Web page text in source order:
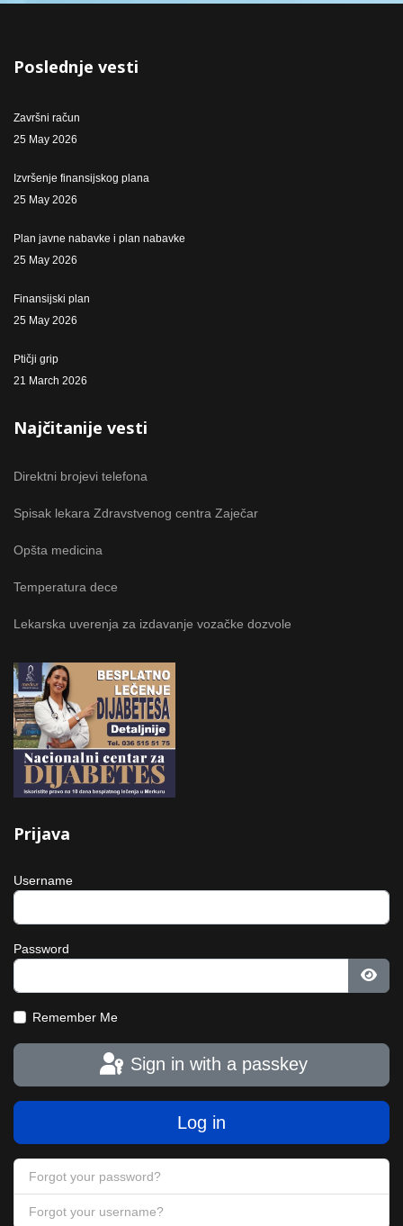
Poslednje vesti
Završni račun
25 May 2026
Izvršenje finansijskog plana
25 May 2026
Plan javne nabavke i plan nabavke
25 May 2026
Finansijski plan
25 May 2026
Ptičji grip
21 March 2026
Najčitanije vesti
Direktni brojevi telefona
Spisak lekara Zdravstvenog centra Zaječar
Opšta medicina
Temperatura dece
Lekarska uverenja za izdavanje vozačke dozvole
Prijava
Username
Password
Remember Me
Sign in with a passkey
Log in
Forgot your password?
Forgot your username?